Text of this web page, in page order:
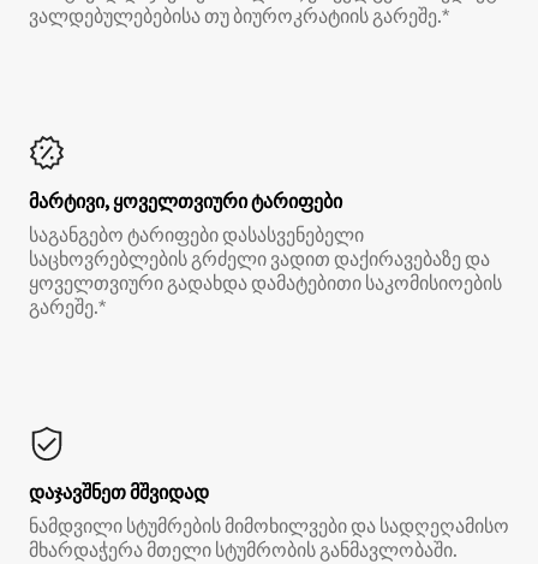
ვალდებულებებისა თუ ბიუროკრატიის გარეშე.*
მარტივი, ყოველთვიური ტარიფები
საგანგებო ტარიფები დასასვენებელი
საცხოვრებლების გრძელი ვადით დაქირავებაზე და
ყოველთვიური გადახდა დამატებითი საკომისიოების
გარეშე.*
დაჯავშნეთ მშვიდად
ნამდვილი სტუმრების მიმოხილვები და სადღეღამისო
მხარდაჭერა მთელი სტუმრობის განმავლობაში.